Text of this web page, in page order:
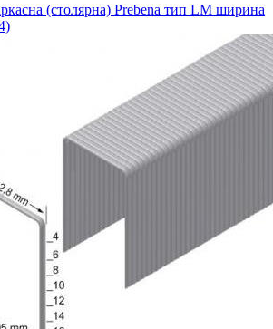
(столярна) Prebena тип LM ширина